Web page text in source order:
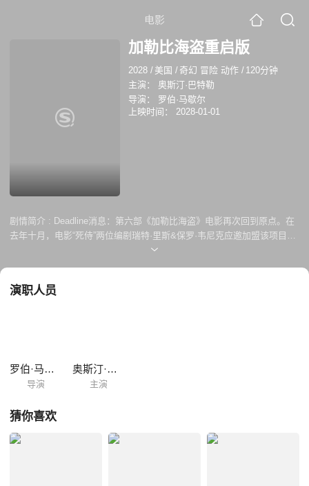
电影
加勒比海盗重启版
2028 / 美国 / 奇幻 冒险 动作 / 120分钟
主演：
奥斯汀·巴特勒
导演：
罗伯·马歇尔
上映时间：
2028-01-01
剧情简介 : Deadline消息：第六部《加勒比海盗》电影再次回到原点。在
去年十月，电影“死侍”两位编剧瑞特·里斯&保罗·韦尼克应邀加盟该项目，
帮助[迪士尼]打造重启版《加勒比海盗》电影。据[迪士尼]方面的内幕人士
尼]开始寻找新的方案，也有人表示这艘海盗船可能将永远不再出航。
演职人员
罗伯·马歇尔
导演
奥斯汀·巴特勒
主演
猜你喜欢